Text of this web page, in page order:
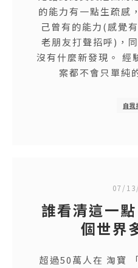
的能力有一點生疏感
己曾有的能力(感覺
老朋友打聲招呼)，
沒有什麼新發現。 經
案都不會只單純
自我
07/
誰看清這一
個世界
超過50萬人在 淘寶